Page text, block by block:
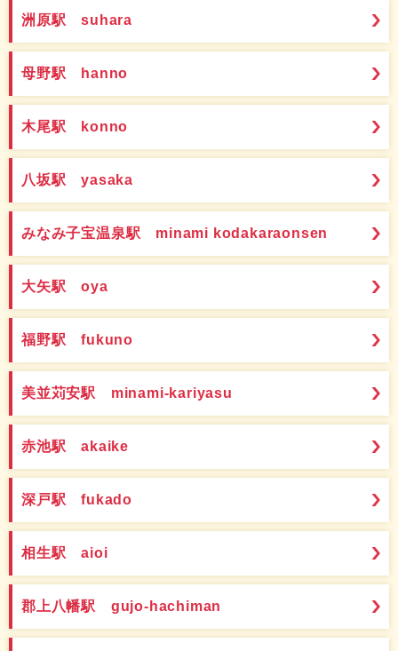
洲原駅 suhara
母野駅 hanno
木尾駅 konno
八坂駅 yasaka
みなみ子宝温泉駅 minami kodakaraonsen
大矢駅 oya
福野駅 fukuno
美並苅安駅 minami-kariyasu
赤池駅 akaike
深戸駅 fukado
相生駅 aioi
郡上八幡駅 gujo-hachiman